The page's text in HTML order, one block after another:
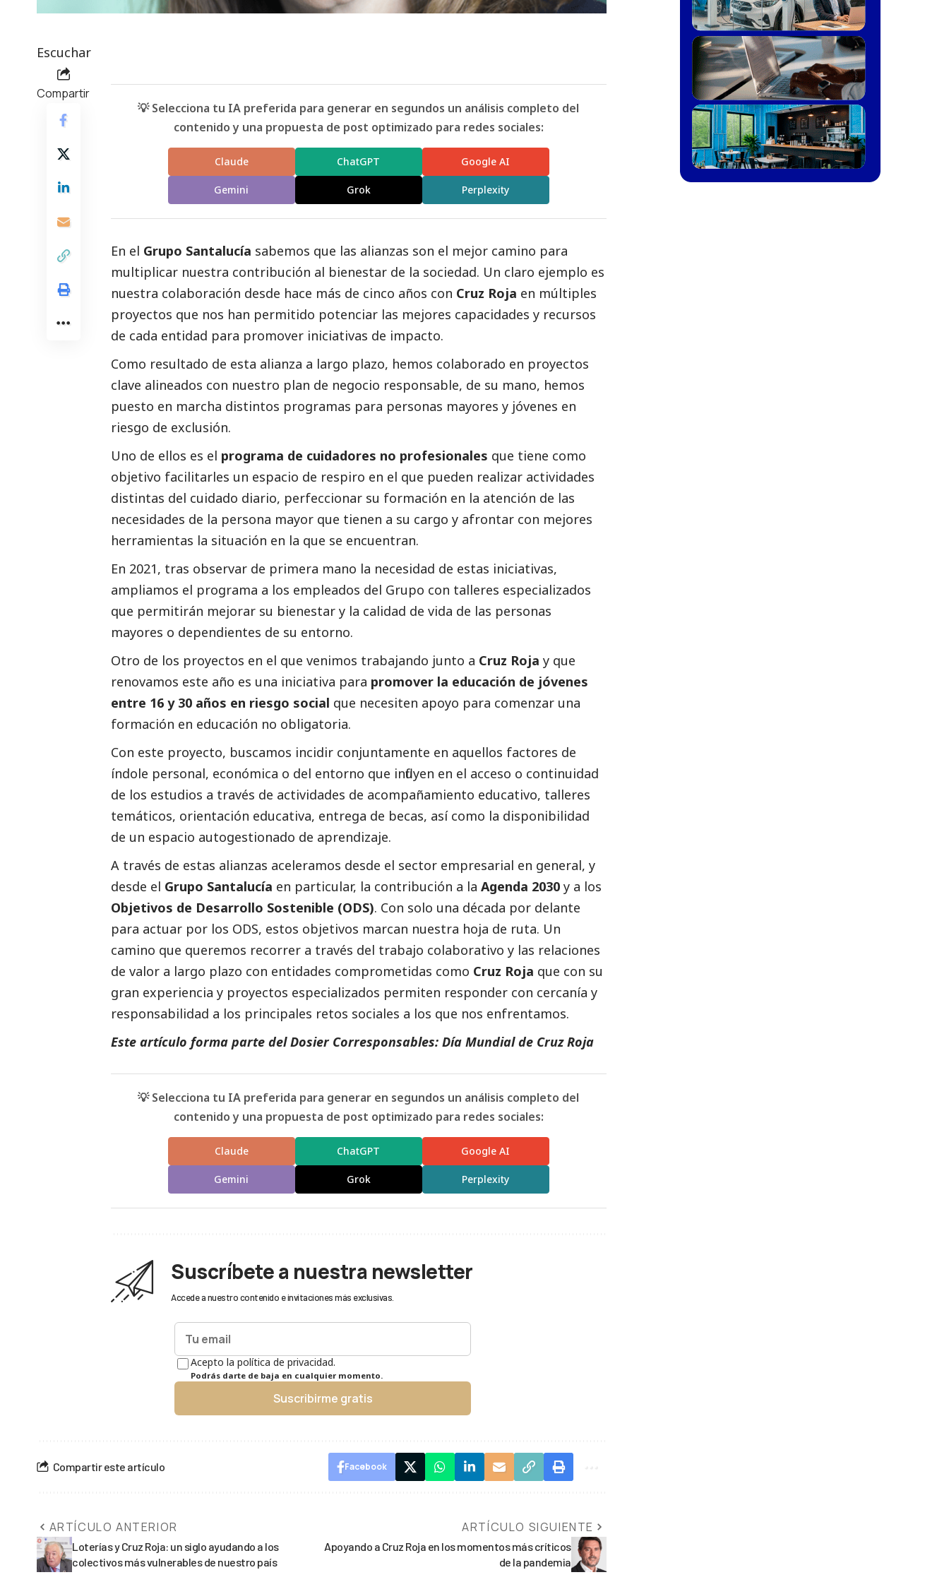
Escuchar
Compartir
💡 Selecciona tu IA preferida para generar en segundos un análisis completo del
contenido y una propuesta de post optimizado para redes sociales:
Claude ChatGPT Google AI
Gemini Grok Perplexity
En el Grupo Santalucía sabemos que las alianzas son el mejor camino para
multiplicar nuestra contribución al bienestar de la sociedad. Un claro ejemplo es
nuestra colaboración desde hace más de cinco años con Cruz Roja en múltiples
proyectos que nos han permitido potenciar las mejores capacidades y recursos
de cada entidad para promover iniciativas de impacto.
Como resultado de esta alianza a largo plazo, hemos colaborado en proyectos
clave alineados con nuestro plan de negocio responsable, de su mano, hemos
puesto en marcha distintos programas para personas mayores y jóvenes en
riesgo de exclusión.
Uno de ellos es el programa de cuidadores no profesionales que tiene como
objetivo facilitarles un espacio de respiro en el que pueden realizar actividades
distintas del cuidado diario, perfeccionar su formación en la atención de las
necesidades de la persona mayor que tienen a su cargo y afrontar con mejores
herramientas la situación en la que se encuentran.
En 2021, tras observar de primera mano la necesidad de estas iniciativas,
ampliamos el programa a los empleados del Grupo con talleres especializados
que permitirán mejorar su bienestar y la calidad de vida de las personas
mayores o dependientes de su entorno.
Otro de los proyectos en el que venimos trabajando junto a Cruz Roja y que
renovamos este año es una iniciativa para promover la educación de jóvenes
entre 16 y 30 años en riesgo social que necesiten apoyo para comenzar una
formación en educación no obligatoria.
Con este proyecto, buscamos incidir conjuntamente en aquellos factores de
índole personal, económica o del entorno que influyen en el acceso o continuidad
de los estudios a través de actividades de acompañamiento educativo, talleres
temáticos, orientación educativa, entrega de becas, así como la disponibilidad
de un espacio autogestionado de aprendizaje.
A través de estas alianzas aceleramos desde el sector empresarial en general, y
desde el Grupo Santalucía en particular, la contribución a la Agenda 2030 y a los
Objetivos de Desarrollo Sostenible (ODS). Con solo una década por delante
para actuar por los ODS, estos objetivos marcan nuestra hoja de ruta. Un
camino que queremos recorrer a través del trabajo colaborativo y las relaciones
de valor a largo plazo con entidades comprometidas como Cruz Roja que con su
gran experiencia y proyectos especializados permiten responder con cercanía y
responsabilidad a los principales retos sociales a los que nos enfrentamos.
Este artículo forma parte delDosier Corresponsables: Día Mundial de Cruz Roja
💡 Selecciona tu IA preferida para generar en segundos un análisis completo del
contenido y una propuesta de post optimizado para redes sociales:
Claude ChatGPT Google AI
Gemini Grok Perplexity
Suscríbete a nuestra newsletter
Accede a nuestro contenido e invitaciones más exclusivas.
Acepto la política de privacidad.
Podrás darte de baja en cualquier momento.
Suscribirme gratis
Compartir este artículo Facebook
ARTÍCULO ANTERIOR
Loterías y Cruz Roja: un siglo ayudando a los
colectivos más vulnerables de nuestro país
ARTÍCULO SIGUIENTE
Apoyando a Cruz Roja en los momentos más críticos
de la pandemia